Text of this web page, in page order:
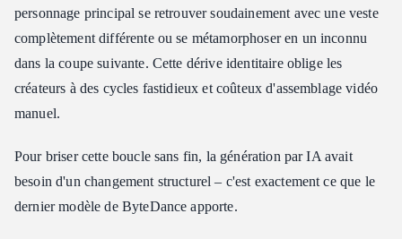
Qu'est-ce qui compte comme entrée multimodale ?
Comment Seedance 2.5 verrouille de manière native les visages
Les mécanismes de la stabilisation native des images sur 30
secondes
Référencement croisé de l'identité et de la tenue via la
Production de scènes multi-personnages : Gérer des
distributions denses sans fuite d'identité
Échelle commerciale et narrative
personnage principal se retrouver soudainement avec une veste
complètement différente ou se métamorphoser en un inconnu
dans la coupe suivante. Cette dérive identitaire oblige les
créateurs à des cycles fastidieux et coûteux d'assemblage vidéo
manuel.
Pour briser cette boucle sans fin, la génération par IA avait
besoin d'un changement structurel – c'est exactement ce que le
dernier modèle de ByteDance apporte.